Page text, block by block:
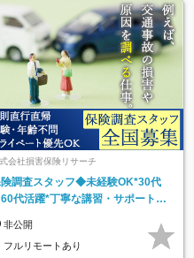
会社損害保険リサーチ
調査スタッフ◆未経験OK*30代
60代活躍*丁寧な講習・サポートあ
非公開
フルリモートあり